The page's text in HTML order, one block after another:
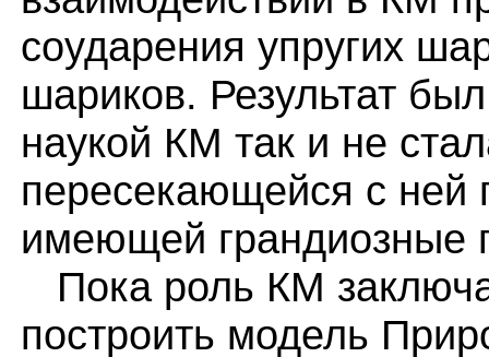
соударения упругих
шариков. Результат
наукой КМ так и не
пересекающейся с ней
имеющей грандиозные
Пока роль КМ
построить модель